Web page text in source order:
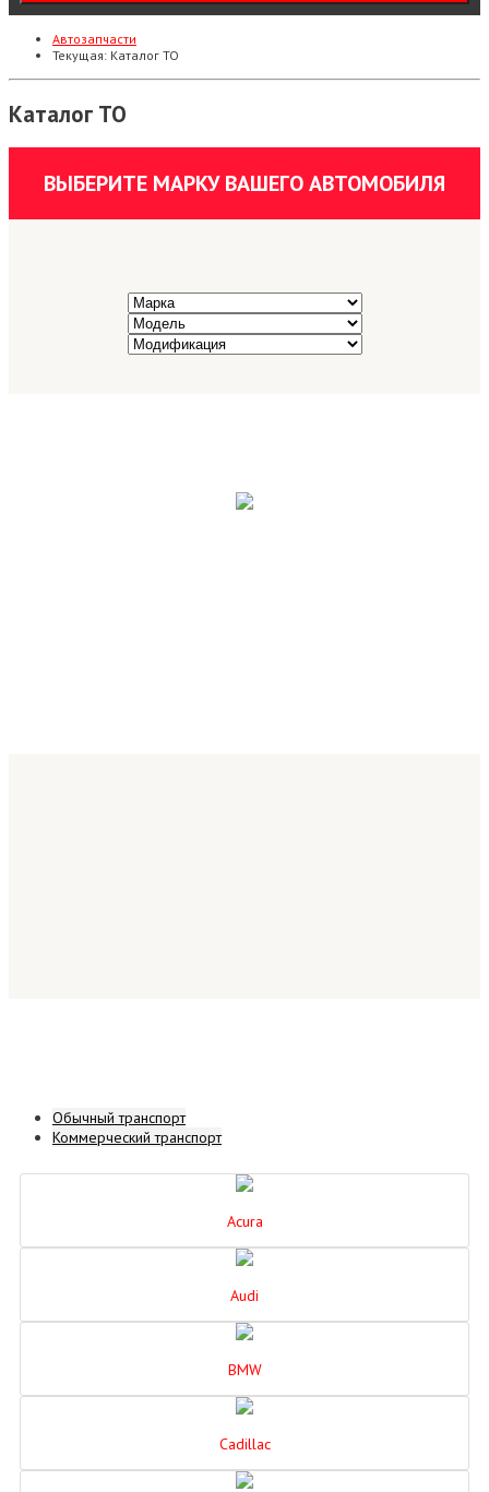
Автозапчасти
Текущая: Каталог ТО
Каталог ТО
ВЫБЕРИТЕ МАРКУ ВАШЕГО АВТОМОБИЛЯ
Обычный транспорт
Коммерческий транспорт
Acura
Audi
BMW
Cadillac